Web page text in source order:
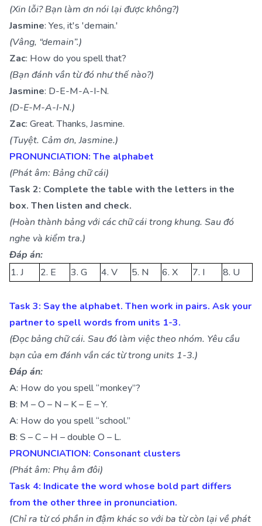
(Xin lỗi? Bạn làm ơn nói lại được không?)
Jasmine: Yes, it's 'demain.'
(Vâng, “demain”.)
Zac: How do you spell that?
(Bạn đánh vần từ đó như thế nào?)
Jasmine: D-E-M-A-I-N.
(D-E-M-A-I-N.)
Zac: Great. Thanks, Jasmine.
(Tuyệt. Cảm ơn, Jasmine.)
PRONUNCIATION: The alphabet
(Phát âm: Bảng chữ cái)
Task 2: Complete the table with the letters in the
box. Then listen and check.
(Hoàn thành bảng với các chữ cái trong khung. Sau đó
nghe và kiểm tra.)
Đáp án:
1. J
2. E 3. G 4. V 5. N 6. X 7. I 8. U
Task 3: Say the alphabet. Then work in pairs. Ask your
partner to spell words from units 1-3.
(Đọc bảng chữ cái. Sau đó làm việc theo nhóm. Yêu cầu
bạn của em đánh vần các từ trong units 1-3.)
Đáp án:
A: How do you spell “monkey”?
B: M – O – N – K – E – Y.
A: How do you spell “school.”
B: S – C – H – double O – L.
PRONUNCIATION: Consonant clusters
(Phát âm: Phụ âm đôi)
Task 4: Indicate the word whose bold part differs
from the other three in pronunciation.
(Chỉ ra từ có phần in đậm khác so với ba từ còn lại về phát